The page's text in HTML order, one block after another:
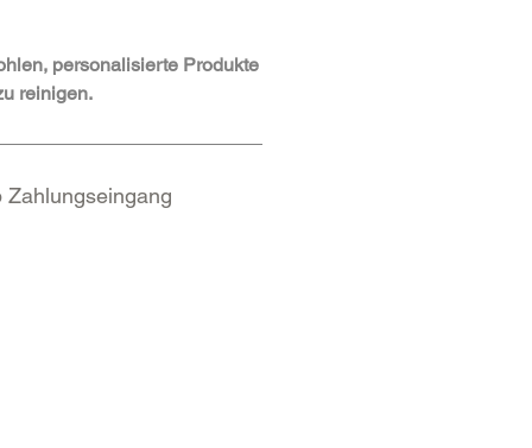
personalisierte Produkte
reinigen.
Zahlungseingang